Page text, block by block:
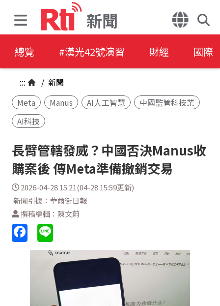
新聞
總覽 #漢光42號演習 財經 國際
::: / 新聞
Meta
Manus AI人工智慧
中國監管科技業
AI科技
長臂管轄發威？中國否決Manus收
購案後 傳Meta準備撤銷交易
2026-04-28 15:21(04-28 15:59更新)
新聞引據：華爾街日報
撰稿編輯：陳文蔚